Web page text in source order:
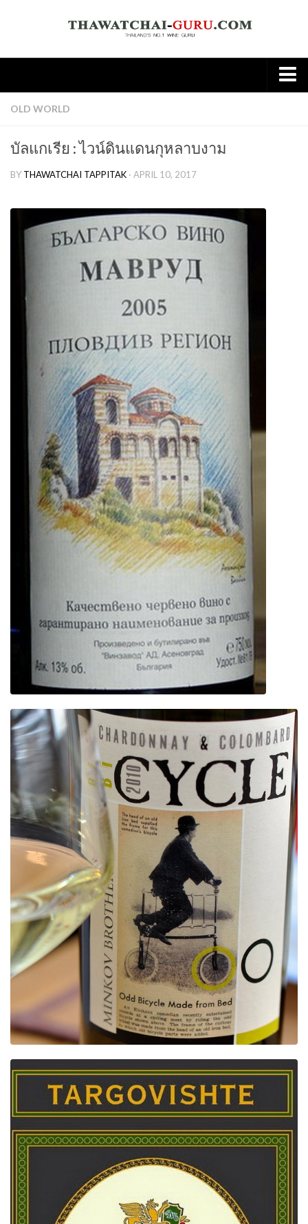
Home
Wine
Old World
Knowledge
Tasting Note
Wine & Food
Spirit
Beer
Cocktail
Travel & Tasted
Contact
OLD WORLD
บัลแกเรีย : ไวน์ดินแดนกุหลาบงาม
BY THAWATCHAI TAPPITAK · APRIL 10, 2017